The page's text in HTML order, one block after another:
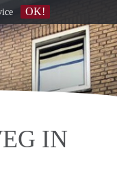
IN
OK!